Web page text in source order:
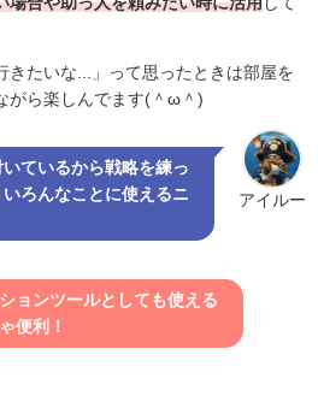
きたいな...」って思ったときは部屋を
がら楽しんでます(＾ω＾)
アイルー
ているから戦略を練っ
ろんなことに使えるニ
ョンツールとしても使える
便利！